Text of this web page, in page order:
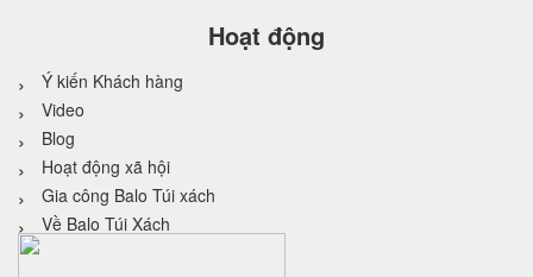
Hoạt động
Ý kiến Khách hàng
Video
Blog
Hoạt động xã hội
Gia công Balo Túi xách
Về Balo Túi Xách